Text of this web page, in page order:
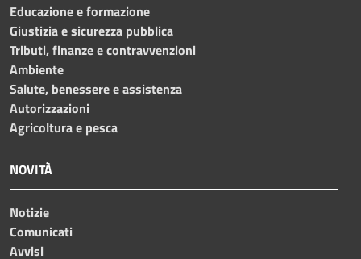
Educazione e formazione
Giustizia e sicurezza pubblica
Tributi, finanze e contravvenzioni
Ambiente
Salute, benessere e assistenza
Autorizzazioni
Agricoltura e pesca
NOVITÀ
Notizie
Comunicati
Avvisi